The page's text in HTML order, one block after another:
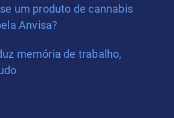
um produto de cannabis
Anvisa?
memória de trabalho,